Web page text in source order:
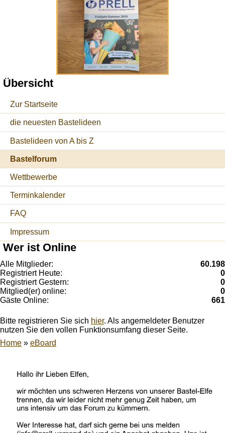
Übersicht
Zur Startseite
die neuesten Bastelideen
Bastelideen von A bis Z
Bastelforum
Wettbewerbe
Terminkalender
FAQ
Impressum
Wer ist Online
Alle Mitglieder:
60.198
Registriert Heute:
0
Registriert Gestern:
0
Mitglied(er) online:
0
Gäste Online:
661
Bitte registrieren Sie sich hier. Als angemeldeter Benutzer
nutzen Sie den vollen Funktionsumfang dieser Seite.
Home » eBoard